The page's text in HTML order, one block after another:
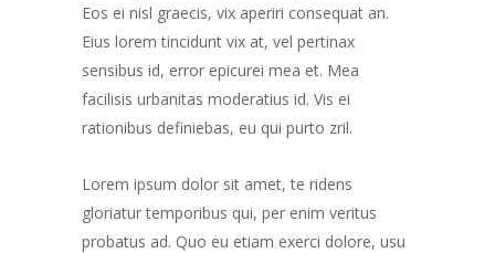
Eos ei nisl graecis, vix aperiri consequat an.
Eius lorem tincidunt vix at, vel pertinax
sensibus id, error epicurei mea et. Mea
facilisis urbanitas moderatius id. Vis ei
rationibus definiebas, eu qui purto zril.
Lorem ipsum dolor sit amet, te ridens
gloriatur temporibus qui, per enim veritus
probatus ad. Quo eu etiam exerci dolore, usu